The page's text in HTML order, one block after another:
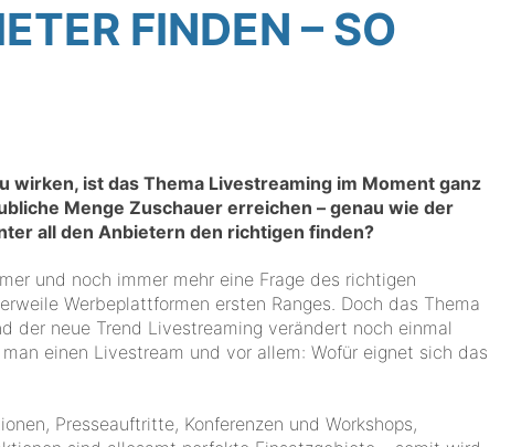
FINDEN – SO
wirken, ist das Thema Livestreaming im Moment ganz
Menge Zuschauer erreichen – genau wie der
all den Anbietern den richtigen finden?
und noch immer mehr eine Frage des richtigen
Werbeplattformen ersten Ranges. Doch das Thema
der neue Trend Livestreaming verändert noch einmal
einen Livestream und vor allem: Wofür eignet sich das
Presseauftritte, Konferenzen und Workshops,